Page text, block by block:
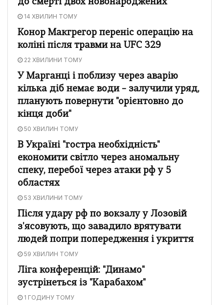
до смерті двох новонароджених
14 ХВИЛИН ТОМУ
Конор Макгрегор переніс операцію на
коліні після травми на UFC 329
22 ХВИЛИНИ ТОМУ
У Марганці і поблизу через аварію
кілька діб немає води – залучили уряд,
планують повернути "орієнтовно до
кінця доби"
50 ХВИЛИН ТОМУ
В Україні "гостра необхідність"
економити світло через аномальну
спеку, перебої через атаки рф у 5
областях
53 ХВИЛИНИ ТОМУ
Після удару рф по вокзалу у Лозовій
з'ясовують, що завадило врятувати
людей попри попередження і укриття
59 ХВИЛИН ТОМУ
Ліга конференцій: "Динамо"
зустрінеться із "Карабахом"
1 ГОДИНУ ТОМУ